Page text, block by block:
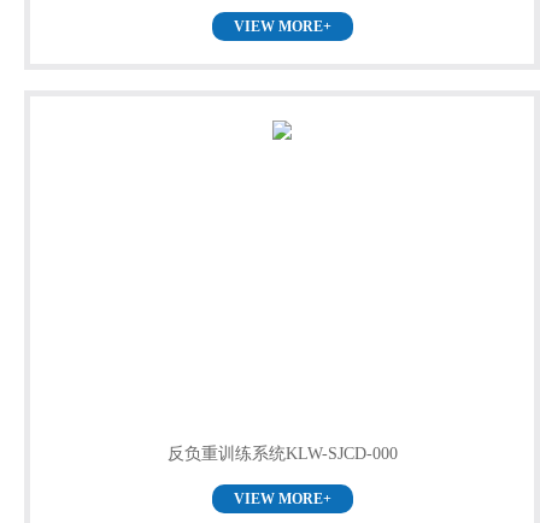
VIEW MORE+
反负重训练系统KLW-SJCD-000
VIEW MORE+